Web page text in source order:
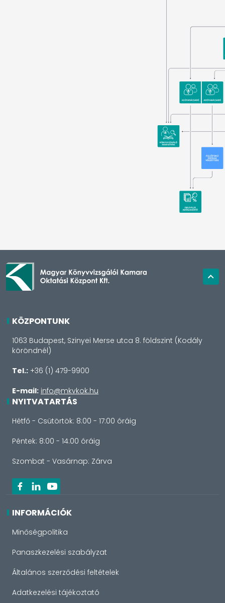
KÖZPONTUNK
1063 Budapest, Szinyei Merse utca 8. földszint (Kodály
köröndnél)
Tel.: +36 (1) 479-9900
E-mail: info@mkvkok.hu
NYITVATARTÁS
Hétfő - Csütörtök: 8:00 - 17:00 óráig
Péntek: 8:00 - 14:00 óráig
Szombat - Vasárnap: Zárva
INFORMÁCIÓK
Minőségpolitika
Panaszkezelési szabályzat
Általános szerződési feltételek
Adatkezelési tájékoztató